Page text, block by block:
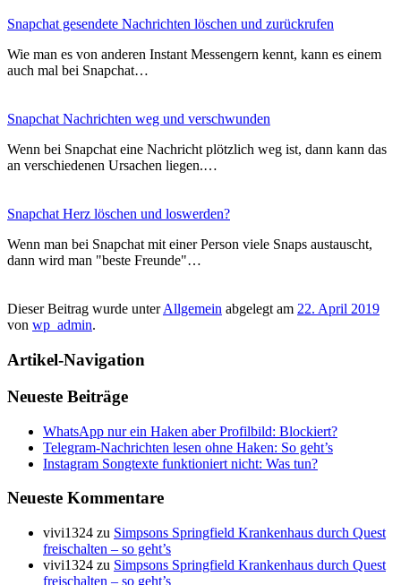
Snapchat gesendete Nachrichten löschen und zurückrufen
Wie man es von anderen Instant Messengern kennt, kann es einem
auch mal bei Snapchat…
Snapchat Nachrichten weg und verschwunden
Wenn bei Snapchat eine Nachricht plötzlich weg ist, dann kann das
an verschiedenen Ursachen liegen.…
Snapchat Herz löschen und loswerden?
Wenn man bei Snapchat mit einer Person viele Snaps austauscht,
dann wird man "beste Freunde"…
Dieser Beitrag wurde unterAllgemein abgelegt am 22. April 2019
von wp_admin.
Artikel-Navigation
Neueste Beiträge
WhatsApp nur ein Haken aber Profilbild: Blockiert?
Telegram-Nachrichten lesen ohne Haken: So geht’s
Instagram Songtexte funktioniert nicht: Was tun?
Neueste Kommentare
vivi1324 zu Simpsons Springfield Krankenhaus durch Quest
freischalten – so geht’s
vivi1324 zu Simpsons Springfield Krankenhaus durch Quest
freischalten – so geht’s